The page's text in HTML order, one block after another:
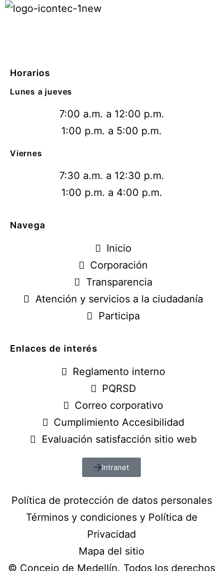
Horarios
Lunes a jueves
7:00 a.m. a 12:00 p.m.
1:00 p.m. a 5:00 p.m.
Viernes
7:30 a.m. a 12:30 p.m.
1:00 p.m. a 4:00 p.m.
Navega
Inicio
Corporación
Transparencia
Atención y servicios a la ciudadanía
Participa
Enlaces de interés
Reglamento interno
PQRSD
Correo corporativo
Cumplimiento Accesibilidad
Evaluación satisfacción sitio web
Intranet
Política de protección de datos personales
Términos y condiciones y Política de
Privacidad
Mapa del sitio
© Concejo de Medellín. Todos los derechos